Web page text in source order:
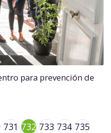
para prevención de
731 732 733 734 735